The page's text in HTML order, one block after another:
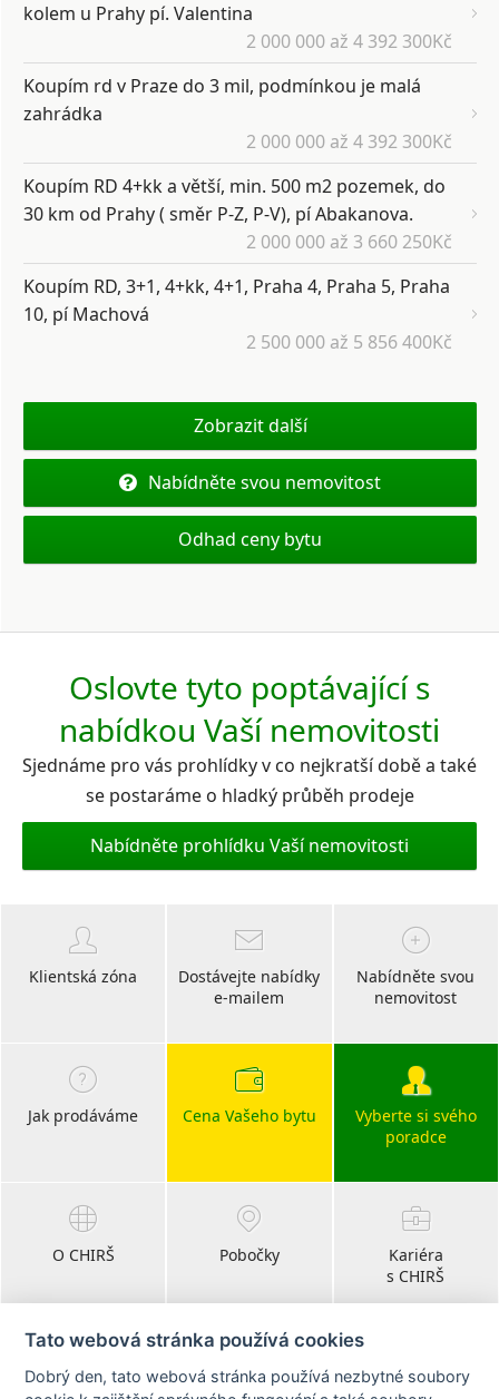
kolem u Prahy pí. Valentina
2 000 000 až 4 392 300Kč
Koupím rd v Praze do 3 mil, podmínkou je malá
zahrádka
2 000 000 až 4 392 300Kč
Koupím RD 4+kk a větší, min. 500 m2 pozemek, do
30 km od Prahy ( směr P-Z, P-V), pí Abakanova.
2 000 000 až 3 660 250Kč
Koupím RD, 3+1, 4+kk, 4+1, Praha 4, Praha 5, Praha
10, pí Machová
2 500 000 až 5 856 400Kč
Zobrazit další
Nabídněte svou nemovitost
Odhad ceny bytu
Oslovte tyto poptávající s
nabídkou Vaší nemovitosti
Sjednáme pro vás prohlídky v co nejkratší době a také
se postaráme o hladký průběh prodeje
Nabídněte prohlídku Vaší nemovitosti
Klientská zóna
Dostávejte nabídky
e-mailem
Nabídněte svou
nemovitost
Jak prodáváme Cena Vašeho bytu
Vyberte si svého
poradce
O CHIRŠ Pobočky
Kariéra
s CHIRŠ
Blog
Tato webová stránka používá cookies
Dobrý den, tato webová stránka používá nezbytné soubory